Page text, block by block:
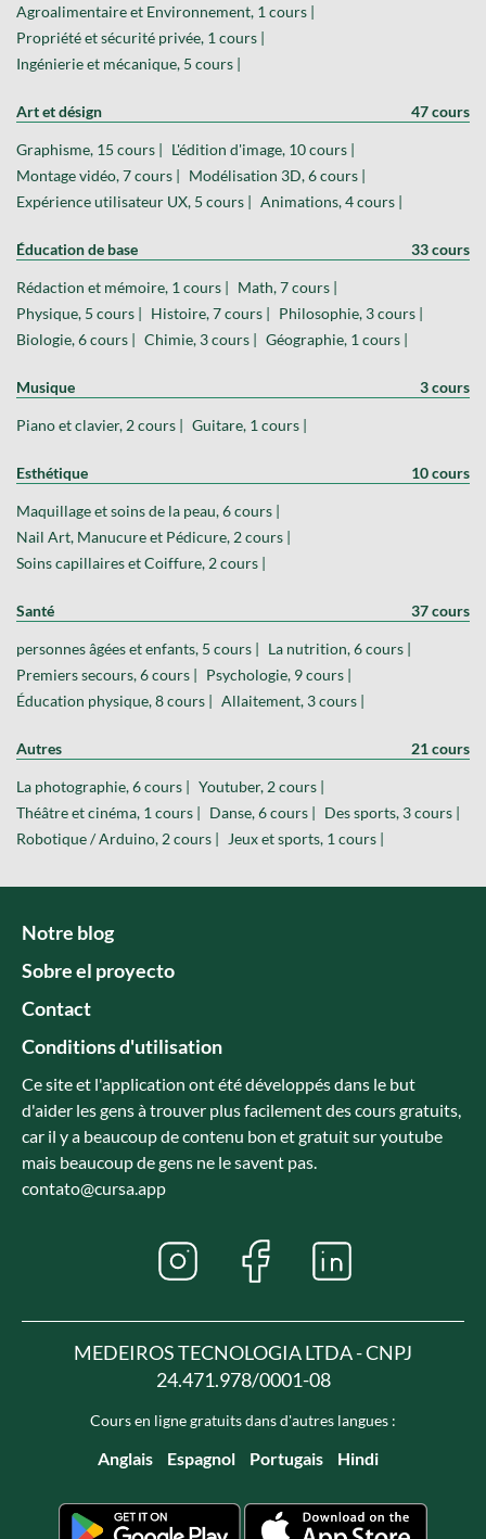
Agroalimentaire et Environnement, 1 cours |
Propriété et sécurité privée, 1 cours |
Ingénierie et mécanique, 5 cours |
Art et désign 47 cours
Graphisme, 15 cours | L'édition d'image, 10 cours |
Montage vidéo, 7 cours | Modélisation 3D, 6 cours |
Expérience utilisateur UX, 5 cours | Animations, 4 cours |
Éducation de base 33 cours
Rédaction et mémoire, 1 cours | Math, 7 cours |
Physique, 5 cours | Histoire, 7 cours | Philosophie, 3 cours |
Biologie, 6 cours | Chimie, 3 cours | Géographie, 1 cours |
Musique 3 cours
Piano et clavier, 2 cours | Guitare, 1 cours |
Esthétique 10 cours
Maquillage et soins de la peau, 6 cours |
Nail Art, Manucure et Pédicure, 2 cours |
Soins capillaires et Coiffure, 2 cours |
Santé 37 cours
personnes âgées et enfants, 5 cours | La nutrition, 6 cours |
Premiers secours, 6 cours | Psychologie, 9 cours |
Éducation physique, 8 cours | Allaitement, 3 cours |
Autres 21 cours
La photographie, 6 cours | Youtuber, 2 cours |
Théâtre et cinéma, 1 cours | Danse, 6 cours | Des sports, 3 cours |
Robotique / Arduino, 2 cours |
Jeux et sports, 1 cours |
Notre blog
Sobre el proyecto
Contact
Conditions d'utilisation
Ce site et l'application ont été développés dans le but
d'aider les gens à trouver plus facilement des cours gratuits,
car il y a beaucoup de contenu bon et gratuit sur youtube
mais beaucoup de gens ne le savent pas.
contato@cursa.app
MEDEIROS TECNOLOGIA LTDA - CNPJ
24.471.978/0001-08
Cours en ligne gratuits dans d'autres langues :
Anglais Espagnol Portugais Hindi